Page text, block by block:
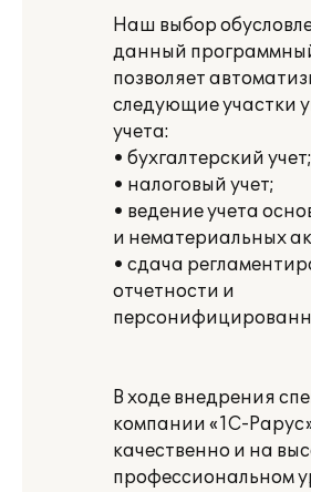
Наш выбор
данный
позволяет
следующие участки
учета:
• бухгалтерский учет;
• налоговый учет;
• ведение учета
и нематериальных
• сдача
отчетности и
В ходе внедрения
компании «1С-
качественно и на
профессиональном